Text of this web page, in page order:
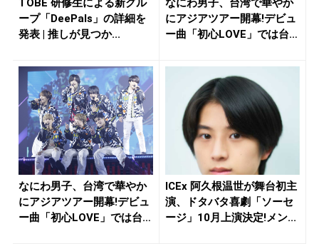
TOBE 研修生による新グル
ープ「DeePals」の詳細を
発表 | 推しが見つか...
なにわ男子、台湾で華やか
にアジアツアー開幕!デビュ
ー曲「初心LOVE」では台湾
なにわ男子、台湾で華やか
にアジアツアー開幕!デビュ
ー曲「初心LOVE」では台湾
ICEx 阿久根温世が舞台初主
演、ドタバタ喜劇「ソーセ
ージ」10月上演決定!メン...